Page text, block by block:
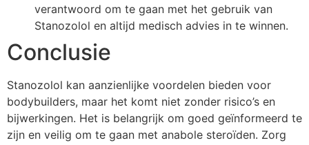
verantwoord om te gaan met het gebruik van
Stanozolol en altijd medisch advies in te winnen.
Conclusie
Stanozolol kan aanzienlijke voordelen bieden voor
bodybuilders, maar het komt niet zonder risico’s en
bijwerkingen. Het is belangrijk om goed geïnformeerd te
zijn en veilig om te gaan met anabole steroïden. Zorg